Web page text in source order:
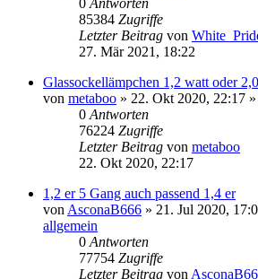
85384 Zugriffe
Letzter Beitrag von
27. Mär 2021, 18:22
Glassockellämpchen 1,2 watt oder
von metaboo » 22. Okt 2020, 22:17
0 Antworten
76224 Zugriffe
Letzter Beitrag von metaboo
22. Okt 2020, 22:17
1,2 er 5 Gang auch passend 1,4 er
von AsconaB666 » 21. Jul 2020,
allgemein
0 Antworten
77754 Zugriffe
Letzter Beitrag von